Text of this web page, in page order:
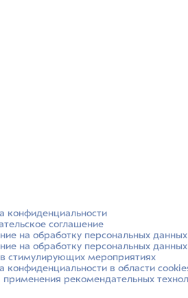
конфиденциальности
соглашение
на обработку персональных данных
на обработку персональных
в стимулирующих мероприятиях
конфиденциальности в области
применения рекомендательных